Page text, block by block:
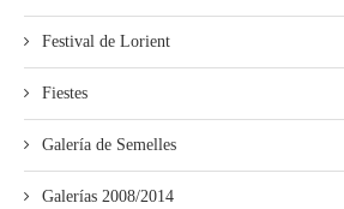
Festival de Lorient
Fiestes
Galería de Semelles
Galerías 2008/2014